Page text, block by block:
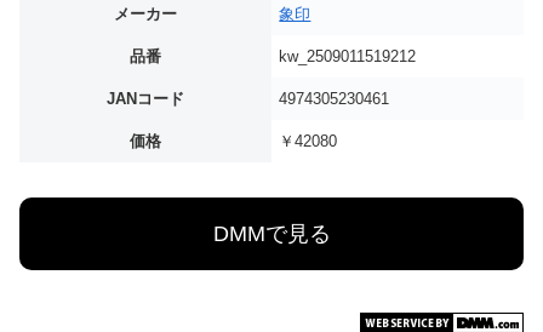
メーカー 象印
品番 kw_2509011519212
JANコード 4974305230461
価格 ￥42080
DMMで見る